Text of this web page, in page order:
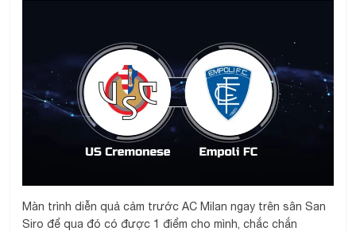
Màn trình diễn quả cảm trước AC Milan ngay trên sân San
Siro để qua đó có được 1 điểm cho mình, chắc chắn